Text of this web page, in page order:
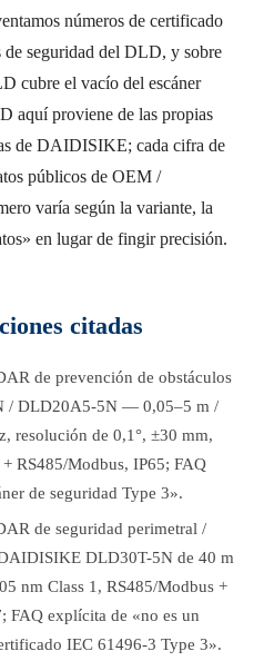
números de certificado
seguridad del DLD, y sobre
cubre el vacío del escáner
aquí proviene de las propias
de DAIDISIKE; cada cifra de
públicos de OEM /
varía según la variante, la
en lugar de fingir precisión.
citadas
de prevención de obstáculos
/ DLD20A5-5N — 0,05–5 m /
resolución de 0,1°, ±30 mm,
RS485/Modbus, IP65; FAQ
de seguridad Type 3».
de seguridad perimetral /
DLD30T-5N de 40 m
nm Class 1, RS485/Modbus +
FAQ explícita de «no es un
IEC 61496-3 Type 3».